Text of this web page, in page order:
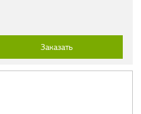
Заказать